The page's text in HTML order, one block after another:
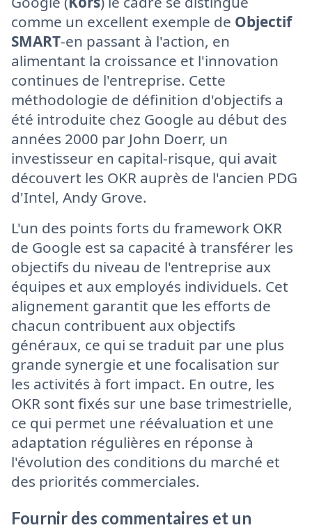
comme un excellent exemple de Objectif
SMART-en passant à l'action, en
alimentant la croissance et l'innovation
continues de l'entreprise. Cette
méthodologie de définition d'objectifs a
été introduite chez Google au début des
années 2000 par John Doerr, un
investisseur en capital-risque, qui avait
découvert les OKR auprès de l'ancien PDG
d'Intel, Andy Grove.
L'un des points forts du framework OKR
de Google est sa capacité à transférer les
objectifs du niveau de l'entreprise aux
équipes et aux employés individuels. Cet
alignement garantit que les efforts de
chacun contribuent aux objectifs
généraux, ce qui se traduit par une plus
grande synergie et une focalisation sur
les activités à fort impact. En outre, les
OKR sont fixés sur une base trimestrielle,
ce qui permet une réévaluation et une
adaptation régulières en réponse à
l'évolution des conditions du marché et
des priorités commerciales.
Fournir des commentaires et un